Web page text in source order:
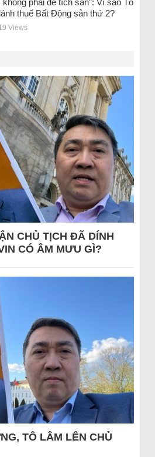
không phải để tích sản”: Vì sao Tô
thuế Bất Động sản thứ 2?
Views
CHỦ TỊCH ĐÃ DÍNH
CÓ ÂM MƯU GÌ?
TÔ LÂM LÊN CHỦ